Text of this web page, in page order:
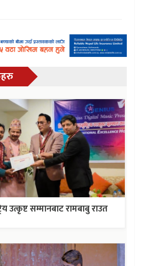
उत्कृष्ट सम्मानबाट रामबाबु राउत